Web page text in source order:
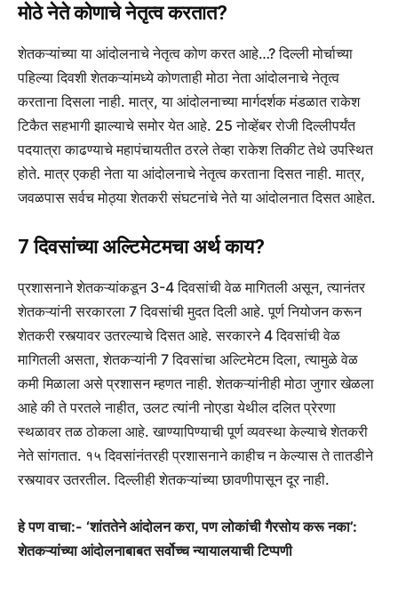
मोठे नेते कोणाचे नेतृत्व करतात?
शेतकऱ्यांच्या या आंदोलनाचे नेतृत्व कोण करत आहे…? दिल्ली मोर्चाच्या
पहिल्या दिवशी शेतकऱ्यांमध्ये कोणताही मोठा नेता आंदोलनाचे नेतृत्व
करताना दिसला नाही. मात्र, या आंदोलनाच्या मार्गदर्शक मंडळात राकेश
टिकैत सहभागी झाल्याचे समोर येत आहे. 25 नोव्हेंबर रोजी दिल्लीपर्यंत
पदयात्रा काढण्याचे महापंचायतीत ठरले तेव्हा राकेश तिकीट तेथे उपस्थित
होते. मात्र एकही नेता या आंदोलनाचे नेतृत्व करताना दिसत नाही. मात्र,
जवळपास सर्वच मोठ्या शेतकरी संघटनांचे नेते या आंदोलनात दिसत आहेत.
7 दिवसांच्या अल्टिमेटमचा अर्थ काय?
प्रशासनाने शेतकऱ्यांकडून 3-4 दिवसांची वेळ मागितली असून, त्यानंतर
शेतकऱ्यांनी सरकारला 7 दिवसांची मुदत दिली आहे. पूर्ण नियोजन करून
शेतकरी रस्त्यावर उतरल्याचे दिसत आहे. सरकारने 4 दिवसांची वेळ
मागितली असता, शेतकऱ्यांनी 7 दिवसांचा अल्टिमेटम दिला, त्यामुळे वेळ
कमी मिळाला असे प्रशासन म्हणत नाही. शेतकऱ्यांनीही मोठा जुगार खेळला
आहे की ते परतले नाहीत, उलट त्यांनी नोएडा येथील दलित प्रेरणा
स्थळावर तळ ठोकला आहे. खाण्यापिण्याची पूर्ण व्यवस्था केल्याचे शेतकरी
नेते सांगतात. १५ दिवसांनंतरही प्रशासनाने काहीच न केल्यास ते तातडीने
रस्त्यावर उतरतील. दिल्लीही शेतकऱ्यांच्या छावणीपासून दूर नाही.
हे पण वाचा:- ‘शांततेने आंदोलन करा, पण लोकांची गैरसोय करू नका’:
शेतकऱ्यांच्या आंदोलनाबाबत सर्वोच्च न्यायालयाची टिप्पणी